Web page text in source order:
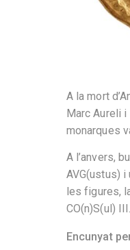
A la mort
Marc Aureli i
monarques
A l’anvers,
AVG(ustus)
les figures,
CO(n)S(ul) III.
Encunyat